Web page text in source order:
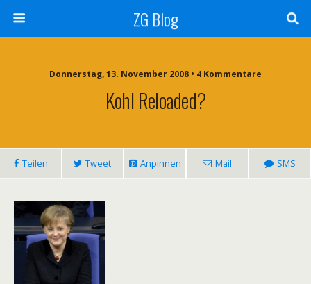
ZG Blog
Donnerstag, 13. November 2008 • 4 Kommentare
Kohl Reloaded?
Teilen Tweet Anpinnen Mail SMS